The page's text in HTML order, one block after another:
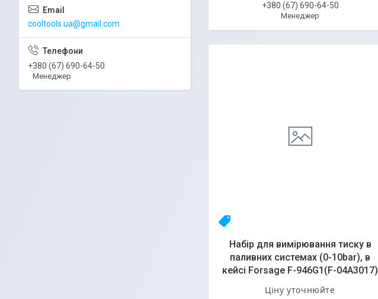
+380 (67) 690-64-50
Менеджер
Набір для вимірювання тиску в
паливних системах (0-10bar), в
кейсі Forsage F-946G1(F-04A3017)
Ціну уточнюйте
cooltools.ua@gmail.com
+380 (67) 690-64-50
Менеджер